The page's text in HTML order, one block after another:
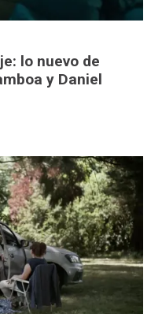
lo nuevo de
y Daniel